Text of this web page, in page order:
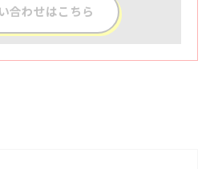
合わせはこちら